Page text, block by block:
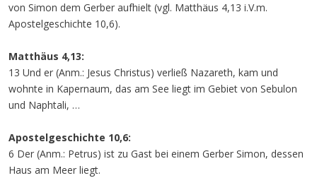
von Simon dem Gerber aufhielt (vgl. Matthäus 4,13 i.V.m.
Apostelgeschichte 10,6).
Matthäus 4,13:
13 Und er (Anm.: Jesus Christus) verließ Nazareth, kam und
wohnte in Kapernaum, das am See liegt im Gebiet von Sebulon
und Naphtali, …
Apostelgeschichte 10,6:
6 Der (Anm.: Petrus) ist zu Gast bei einem Gerber Simon, dessen
Haus am Meer liegt.